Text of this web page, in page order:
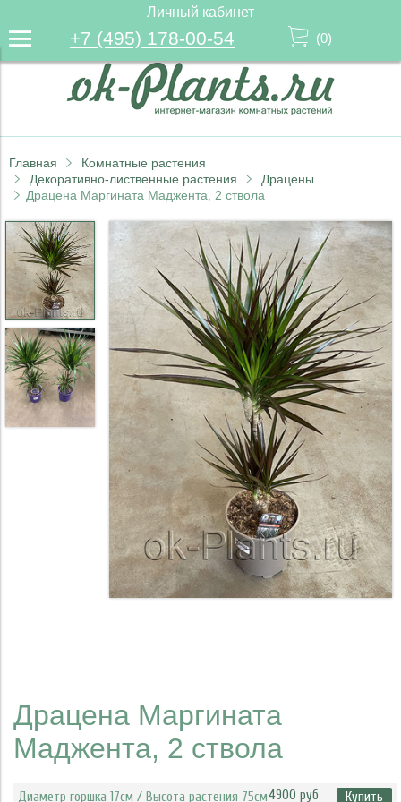
Личный кабинет
+7 (495) 178-00-54 (0)
Главная
Комнатные растения
Декоративно-лиственные растения
Драцены
Драцена Маргината Маджента, 2 ствола
Драцена Маргината
Маджента, 2 ствола
Диаметр горшка 17см / Высота растения 75см4900 руб Купить